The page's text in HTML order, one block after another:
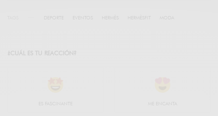
DEPORTE EVENTOS HERMÈS HERMÈSFIT
¿CUÁL ES TU REACCIÓN?
ES FASCINANTE ME ENCANTA